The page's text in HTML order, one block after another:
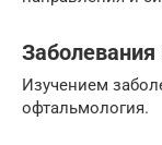
Заболевания
Изучением
офтальмология.